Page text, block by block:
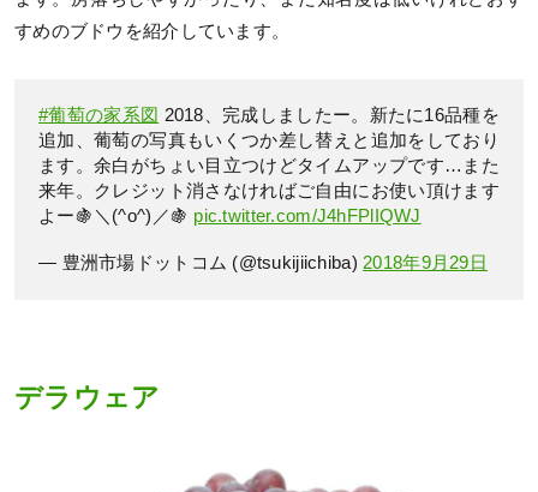
すめのブドウを紹介しています。
#葡萄の家系図 2018、完成しましたー。新たに16品種を
追加、葡萄の写真もいくつか差し替えと追加をしており
ます。余白がちょい目立つけどタイムアップです…また
来年。クレジット消さなければご自由にお使い頂けます
よー🍇＼(^o^)／🍇 pic.twitter.com/J4hFPlIQWJ
— 豊洲市場ドットコム (@tsukijiichiba) 2018年9月29日
デラウェア